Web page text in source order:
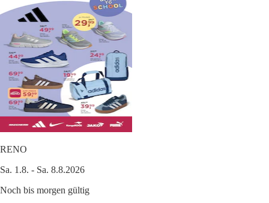
RENO
Sa. 1.8. - Sa. 8.8.2026
Noch bis morgen gültig